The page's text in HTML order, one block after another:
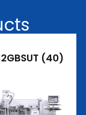
(40)